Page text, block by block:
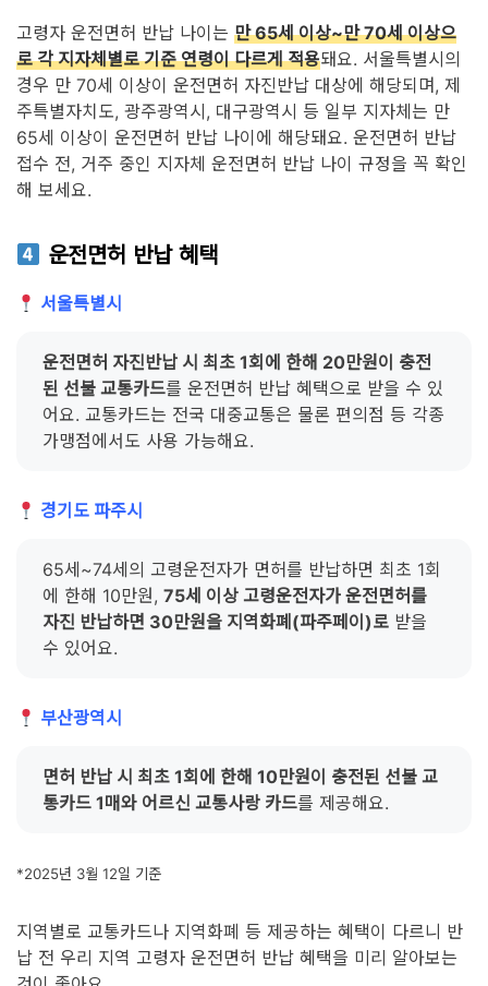
고령자 운전면허 반납 나이는 만 65세 이상~만 70세 이상으
로 각 지자체별로 기준 연령이 다르게 적용돼요. 서울특별시의
경우 만 70세 이상이 운전면허 자진반납 대상에 해당되며, 제
주특별자치도, 광주광역시, 대구광역시 등 일부 지자체는 만
65세 이상이 운전면허 반납 나이에 해당돼요. 운전면허 반납
접수 전, 거주 중인 지자체 운전면허 반납 나이 규정을 꼭 확인
해 보세요.
운전면허 반납 혜택
서울특별시
운전면허 자진반납 시 최초 1회에 한해 20만원이 충전
된 선불 교통카드를 운전면허 반납 혜택으로 받을 수 있
어요. 교통카드는 전국 대중교통은 물론 편의점 등 각종
가맹점에서도 사용 가능해요.
경기도 파주시
65세~74세의 고령운전자가 면허를 반납하면 최초 1회
에 한해 10만원, 75세 이상 고령운전자가 운전면허를
자진 반납하면 30만원을 지역화폐(파주페이)로 받을
수 있어요.
부산광역시
면허 반납 시 최초 1회에 한해 10만원이 충전된 선불 교
통카드 1매와 어르신 교통사랑 카드를 제공해요.
*2025년 3월 12일 기준
지역별로 교통카드나 지역화폐 등 제공하는 혜택이 다르니 반
납 전 우리 지역 고령자 운전면허 반납 혜택을 미리 알아보는